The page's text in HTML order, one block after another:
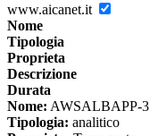
www.aicanet.it
Nome
Tipologia
Proprieta
Descrizione
Durata
Nome: AWSALBAPP-3
Tipologia: analitico